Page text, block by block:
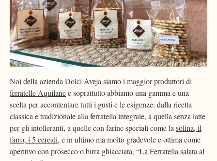
Noi della azienda Dolci Aveja siamo i maggior produttori di
ferratelle Aquilanee soprattutto abbiamo una gamma e una
scelta per accontentare tutti i gusti e le esigenze: dalla ricetta
classica e tradizionale alla ferratella integrale, a quella senza latte
per gli intolleranti, a quelle con farine speciali come la solina, il
farro, i 5 cereali, e in ultimo ma molto gradevole e ottima come
aperitivo con prosecco o birra ghiacciata, “La Ferratella salata al